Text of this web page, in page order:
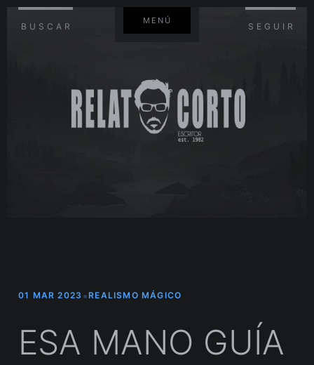
BUSCAR
MENÚ
SEGUIR
01 MAR 2023 •REALISMO MÁGICO
ESA MANO GUÍA